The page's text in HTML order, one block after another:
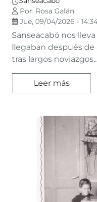
Por: Rosa Galán
Jue, 09/04/2026 -
Sanseacabó nos
llegaban después de
tras largos
Leer más